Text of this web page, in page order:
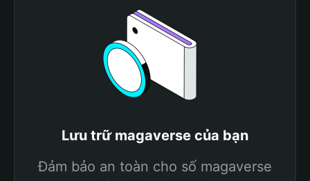
Lưu trữ magaverse của bạn
Đảm bảo an toàn cho số magaverse